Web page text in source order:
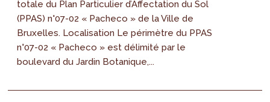
totale du Plan Particulier d’Affectation du Sol
(PPAS) n°07-02 « Pacheco » de la Ville de
Bruxelles. Localisation Le périmètre du PPAS
n°07-02 « Pacheco » est délimité par le
boulevard du Jardin Botanique,...